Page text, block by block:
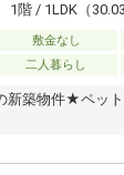
1階 / 1LDK（
敷金なし
二人暮らし
新築物件★ペッ